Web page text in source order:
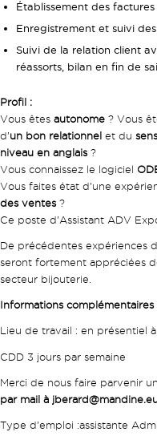
Établissement des
Enregistrement et suivi
Suivi de la relation client
réassorts, bilan en fin de
Profil :
Vous êtes autonome ? Vous
d’un bon relationnel et du
niveau en anglais?
Vous connaissez le logiciel
Vous faites état d’une
des ventes?
Ce poste d’Assistant ADV
De précédentes expériences
seront fortement appréciées
secteur bijouterie.
Informations complémentaires
Lieu de travail : en présentiel
CDD 3 jours par semaine
Merci de nous faire parvenir
par mail à
Type d’emploi :assistante